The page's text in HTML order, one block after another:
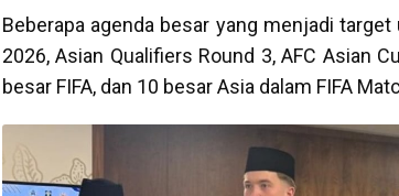
Beberapa agenda besar yang menjadi target
2026, Asian Qualifiers Round 3, AFC Asian
besar FIFA, dan 10 besar Asia dalam FIFA